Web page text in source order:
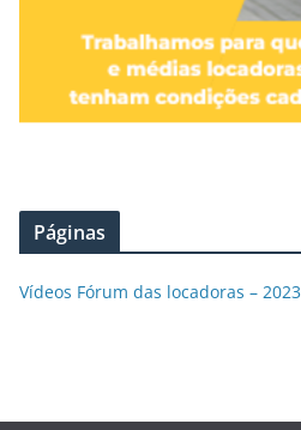
Páginas
Vídeos Fórum das locadoras – 2023